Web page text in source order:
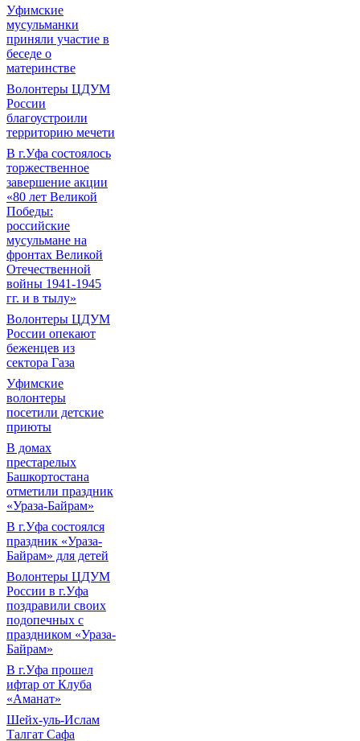
Уфимские
мусульманки
приняли участие в
беседе о
материнстве
Волонтеры ЦДУМ
России
благоустроили
территорию мечети
В г.Уфа состоялось
торжественное
завершение акции
«80 лет Великой
Победы:
российские
мусульмане на
фронтах Великой
Отечественной
войны 1941-1945
гг. и в тылу»
Волонтеры ЦДУМ
России опекают
беженцев из
сектора Газа
Уфимские
волонтеры
посетили детские
приюты
В домах
престарелых
Башкортостана
отметили праздник
«Ураза-Байрам»
В г.Уфа состоялся
праздник «Ураза-
Байрам» для детей
Волонтеры ЦДУМ
России в г.Уфа
поздравили своих
подопечных с
праздником «Ураза-
Байрам»
В г.Уфа прошел
ифтар от Клуба
«Аманат»
Шейх-уль-Ислам
Талгат Сафа